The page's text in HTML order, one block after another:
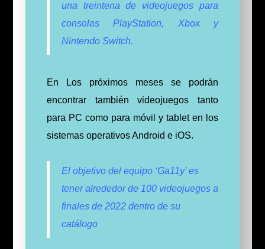
una treintena de videojuegos para
consolas PlayStation, Xbox y
Nintendo Switch.
En Los próximos meses se podrán
encontrar también videojuegos tanto
para PC como para móvil y tablet en los
sistemas operativos Android e iOS.
El objetivo del equipo ‘Ga11y’ es
tener alrededor de 100 videojuegos a
finales de 2022 dentro de su
catálogo